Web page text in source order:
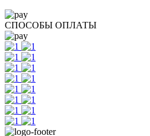
СПОСОБЫ ОПЛАТЫ